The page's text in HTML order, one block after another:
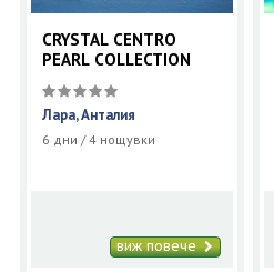
CRYSTAL CENTRO
PEARL COLLECTION
Лара, Анталия
6 дни / 4 нощувки
виж повече